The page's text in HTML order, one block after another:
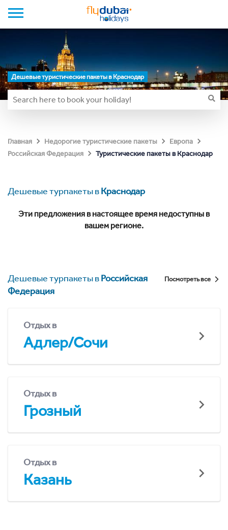
Дешевые туристические пакеты в Краснодар
Главная Недорогие туристические пакеты
Европа
Российская Федерация
Туристические пакеты в Краснодар
Дешевые турпакеты вКраснодар
Эти предложения в настоящее время недоступны в
вашем регионе.
Дешевые турпакеты вРоссийская
Федерация
Посмотреть все
Отдых в
Адлер/Сочи
Отдых в
Грозный
Отдых в
Казань